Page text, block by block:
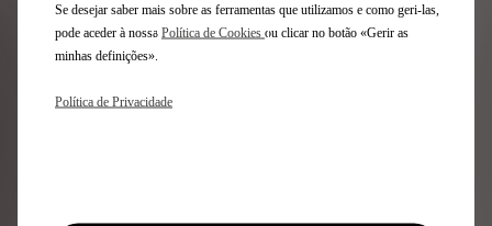
Membros do júri: Hervé Lemoine, presidente
da Mobilier national, presidente do júri, Anne Lopez,
criadora de universos, vencedora da primeira edição do
especializada em malhas e fundadora
Embaixadora da Gastronomia da
Se desejar saber mais sobre as ferramentas que utilizamos e como geri-las,
pode aceder à nossa Política de Cookies ou clicar no botão «Gerir as
minhas definições».
Política de Privacidade